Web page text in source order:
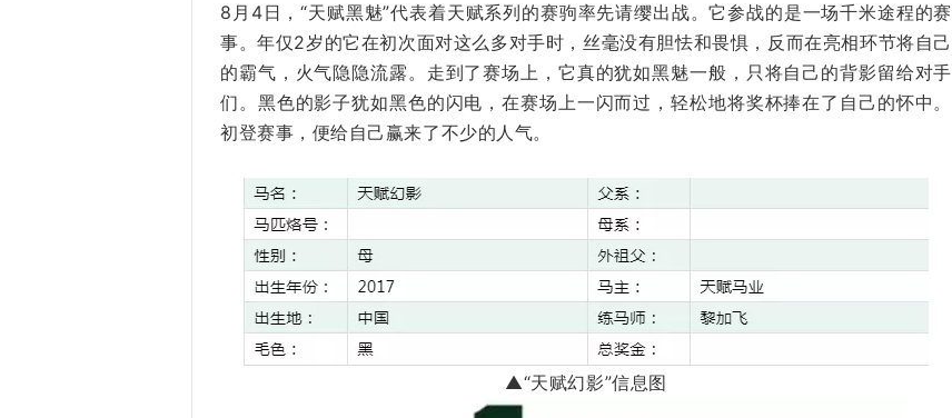
8月4日，“天赋黑魅”代表着天赋系列的赛驹率先请缨出战。它参战的是一场千米途程的赛
事。年仅2岁的它在初次面对这么多对手时，丝毫没有胆怯和畏惧，反而在亮相环节将自己
的霸气，火气隐隐流露。走到了赛场上，它真的犹如黑魅一般，只将自己的背影留给对手
们。黑色的影子犹如黑色的闪电，在赛场上一闪而过，轻松地将奖杯捧在了自己的怀中。
初登赛事，便给自己赢来了不少的人气。
▲“天赋幻影”信息图